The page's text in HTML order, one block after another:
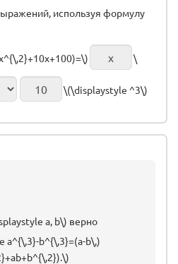
используя формулу
\
\(\displaystyle ^3\)
a, b\) верно
a^{\,3}-b^{\,3}=(a-b\,)